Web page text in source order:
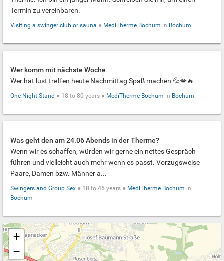
Termin zu vereinbaren.
Visiting a swinger club or sauna ● MediTherme Bochum in Bochum
Wer komm mit nächste Woche
Wer hat lust treffen heute Nachmittag Spaß machen 💦💋🔥
One Night Stand ● 18 to 80 years ● MediTherme Bochum in Bochum
Was geht den am 24.06 Abends in der Therme?
Wenn wir es schaffen, würden wir gerne ein nettes Gespräch
führen und vielleicht auch mehr wenn es passt. Vorzugsweise
Paare, Damen bzw. Männer a...
Swingers and Group Sex ● 18 to 45 years ● MediTherme Bochum in
Bochum
+
−